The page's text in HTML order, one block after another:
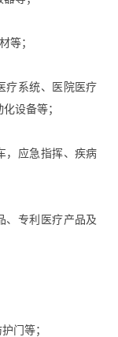
等；
疗系统、医院医疗
设备等；
，应急指挥、疾病
、专利医疗产品及
门等；